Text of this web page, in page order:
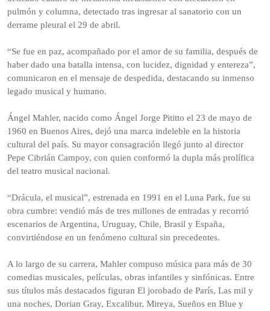
pulmón y columna, detectado tras ingresar al sanatorio con un
derrame pleural el 29 de abril.
“Se fue en paz, acompañado por el amor de su familia, después de
haber dado una batalla intensa, con lucidez, dignidad y entereza”,
comunicaron en el mensaje de despedida, destacando su inmenso
legado musical y humano.
Ángel Mahler, nacido como Ángel Jorge Pititto el 23 de mayo de
1960 en Buenos Aires, dejó una marca indeleble en la historia
cultural del país. Su mayor consagración llegó junto al director
Pepe Cibrián Campoy, con quien conformó la dupla más prolífica
del teatro musical nacional.
“Drácula, el musical”, estrenada en 1991 en el Luna Park, fue su
obra cumbre: vendió más de tres millones de entradas y recorrió
escenarios de Argentina, Uruguay, Chile, Brasil y España,
convirtiéndose en un fenómeno cultural sin precedentes.
A lo largo de su carrera, Mahler compuso música para más de 30
comedias musicales, películas, obras infantiles y sinfónicas. Entre
sus títulos más destacados figuran El jorobado de París, Las mil y
una noches, Dorian Gray, Excalibur, Mireya, Sueños en Blue y